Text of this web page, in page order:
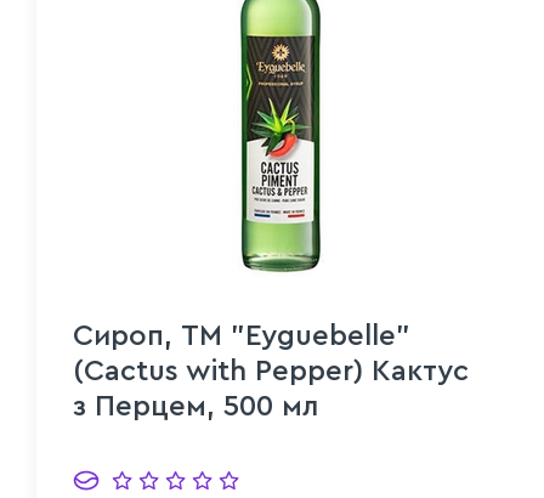
Сироп, ТМ "Eyguebelle"
(Cactus with Pepper) Кактус
з Перцем, 500 мл